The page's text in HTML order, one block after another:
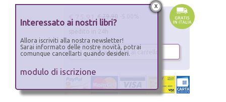
€ 75.91
aggiungi al carrello
x
Interessato ai nostri libri?
Allora iscriviti alla nostra newsletter!
Sarai informato delle nostre novità, potrai
comunque cancellarti quando desideri.
modulo di iscrizione